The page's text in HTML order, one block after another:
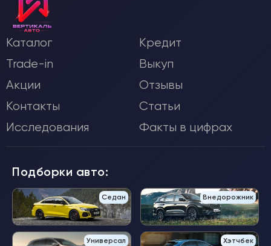
Каталог
Кредит
Trade-in
Выкуп
Акции
Отзывы
Контакты
Статьи
Исследования
Факты в цифрах
Подборки авто:
Седан Внедорожник
Универсал Хэтчбек